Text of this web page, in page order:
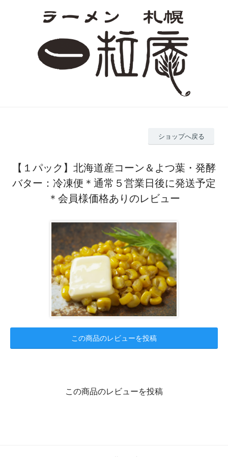
ショップへ戻る
【１パック】北海道産コーン＆よつ葉・発酵
バター：冷凍便＊通常５営業日後に発送予定
＊会員様価格ありのレビュー
この商品のレビューを投稿
この商品のレビューを投稿